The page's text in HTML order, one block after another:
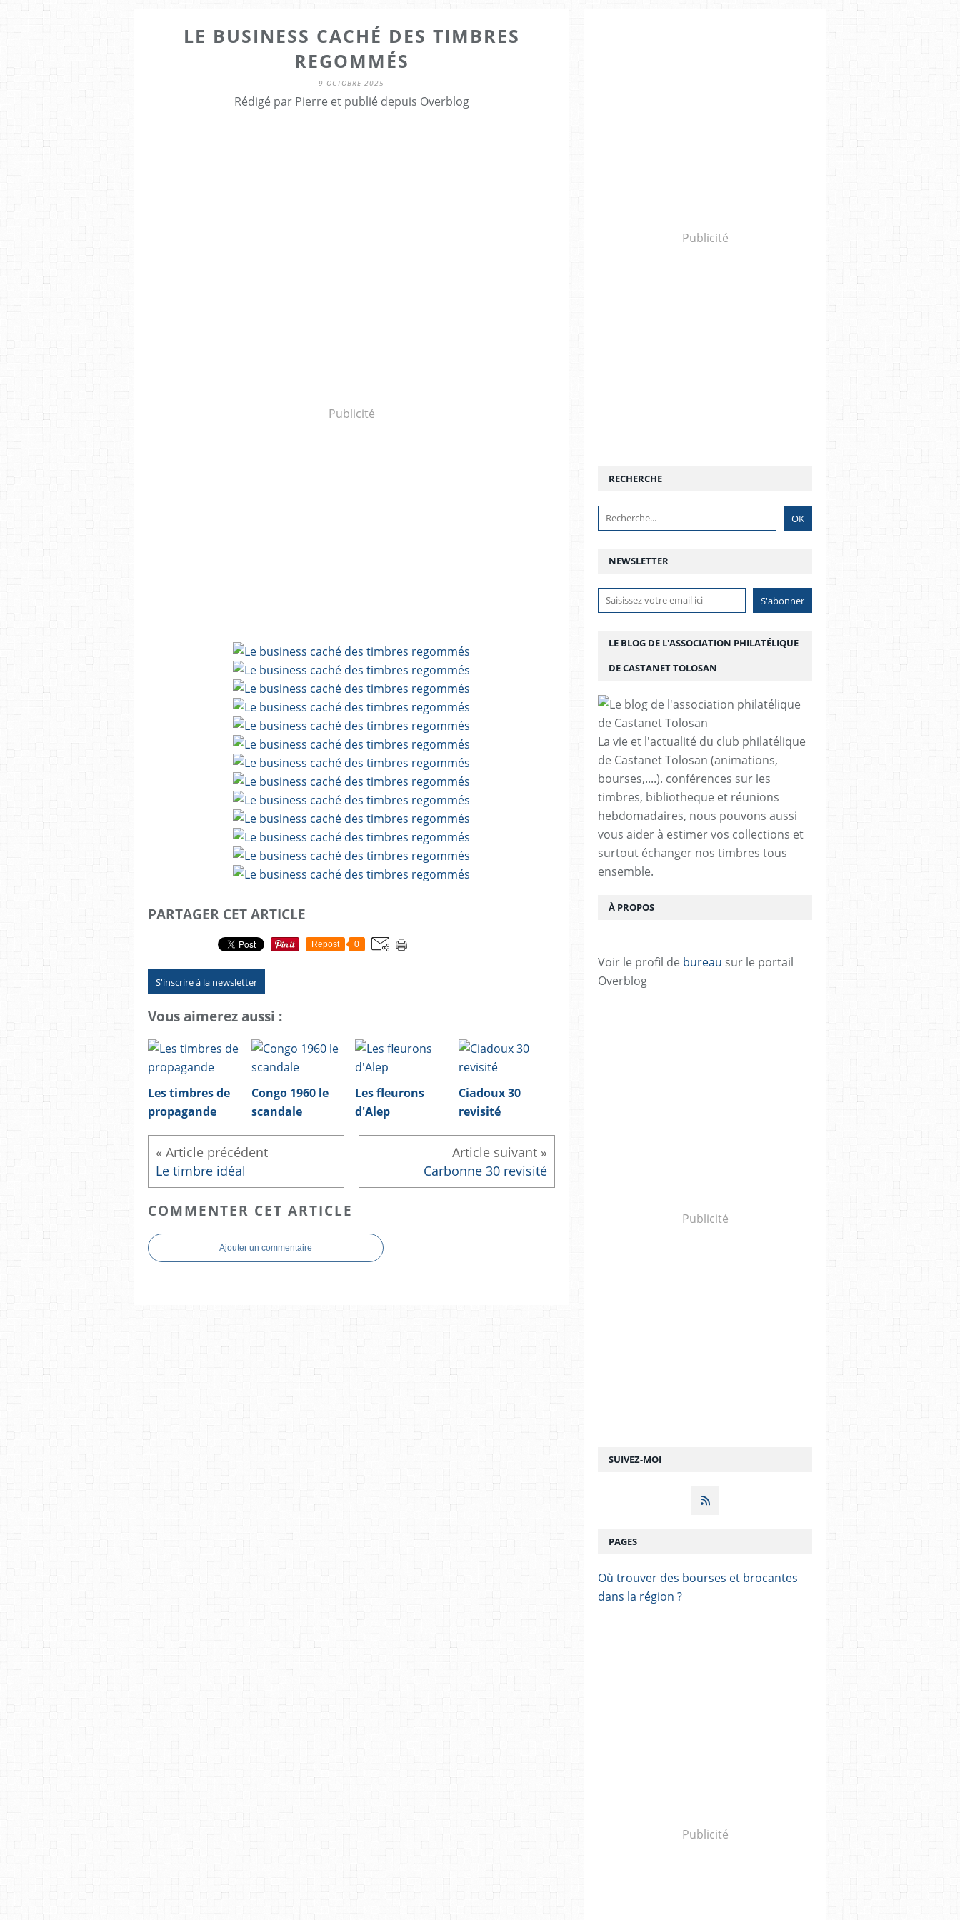
LE BUSINESS CACHÉ DES TIMBRES
REGOMMÉS
9 OCTOBRE 2025
Rédigé par Pierre et publié depuis Overblog
Publicité
PARTAGER CET ARTICLE
Repost 0
S'inscrire à la newsletter
Vous aimerez aussi :
Les timbres de
propagande
Congo 1960 le
scandale
Les fleurons
d'Alep
Ciadoux 30
revisité
Le timbre idéal Carbonne 30 revisité
COMMENTER CET ARTICLE
Ajouter un commentaire
Publicité
NEWSLETTER
SUIVEZ-MOI
RECHERCHE
LE BLOG DE L'ASSOCIATION PHILATÉLIQUE
DE CASTANET TOLOSAN
La vie et l'actualité du club philatélique
de Castanet Tolosan (animations,
bourses,....). conférences sur les
timbres, bibliotheque et réunions
hebdomadaires, nous pouvons aussi
vous aider à estimer vos collections et
surtout échanger nos timbres tous
ensemble.
À PROPOS
Voir le profil de bureau sur le portail
Overblog
Publicité
PAGES
Où trouver des bourses et brocantes
dans la région ?
Publicité